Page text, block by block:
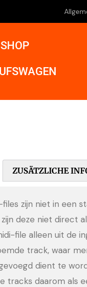
ZUSÄTZLICHE
zijn niet in een
deze niet direct
file alleen uit de
track, waar
dient te
tracks daarom als